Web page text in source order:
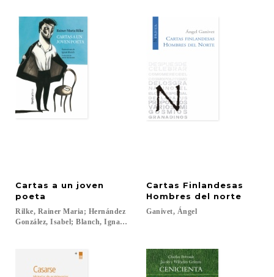
Cartas a un joven
poeta
Rilke, Rainer Maria; Hernández
González, Isabel; Blanch, Ignasi...
Cartas Finlandesas
Hombres del norte
Ganivet, Ángel